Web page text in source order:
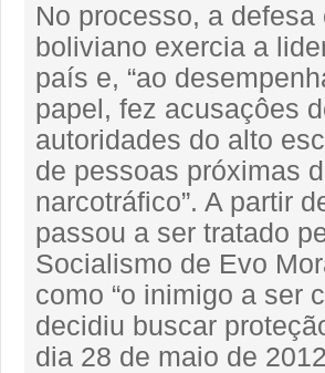
No processo, a
boliviano exercia a
país e, “ao
papel, fez acusaçôes
autoridades do alto
de pessoas próximas
narcotráfico”. A partir
passou a ser tratado
Socialismo de Evo
como “o inimigo a ser
decidiu buscar
dia 28 de maio de